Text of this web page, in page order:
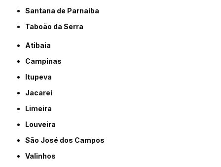
Santana de Parnaíba
Taboão da Serra
Atibaia
Campinas
Itupeva
Jacareí
Limeira
Louveira
São José dos Campos
Valinhos